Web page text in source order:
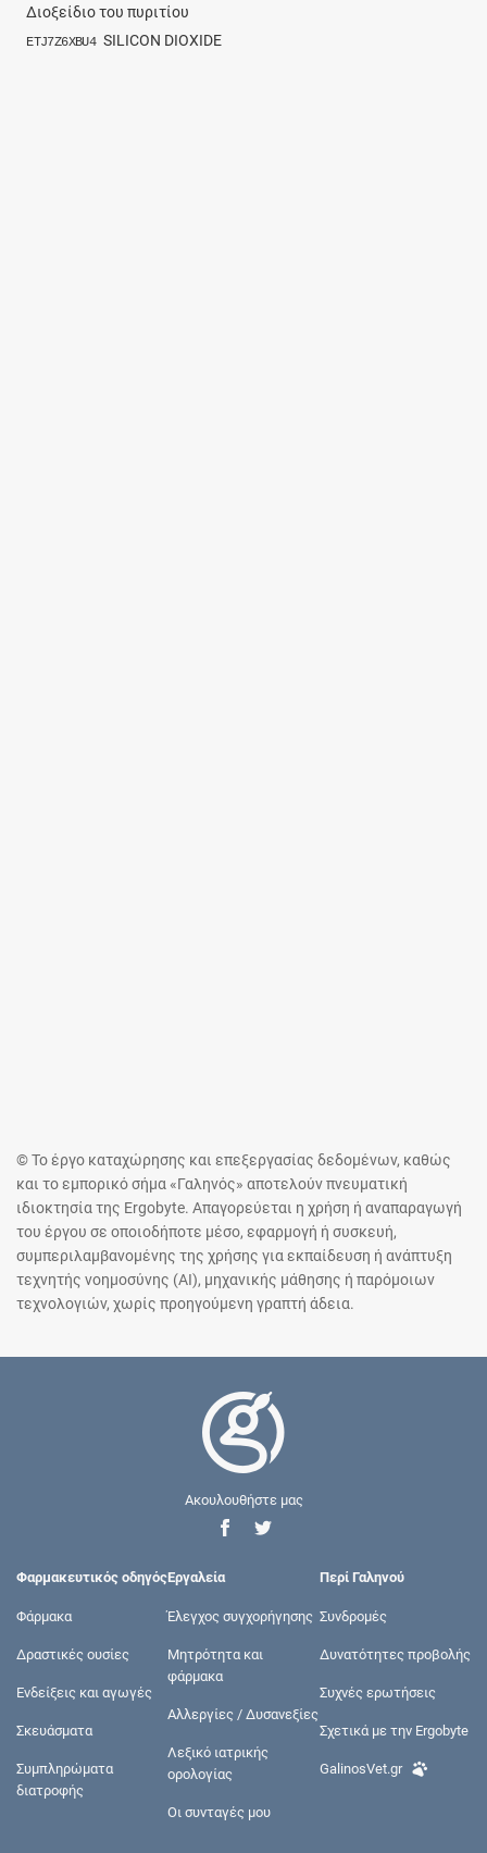
Διοξείδιο του πυριτίου
ETJ7Z6XBU4 SILICON DIOXIDE
© Το έργο καταχώρησης και επεξεργασίας δεδομένων, καθώς
και το εμπορικό σήμα «Γαληνός» αποτελούν πνευματική
ιδιοκτησία της Ergobyte. Απαγορεύεται η χρήση ή αναπαραγωγή
του έργου σε οποιοδήποτε μέσο, εφαρμογή ή συσκευή,
συμπεριλαμβανομένης της χρήσης για εκπαίδευση ή ανάπτυξη
τεχνητής νοημοσύνης (AI), μηχανικής μάθησης ή παρόμοιων
τεχνολογιών, χωρίς προηγούμενη γραπτή άδεια.
Ακουλουθήστε μας
Φαρμακευτικός οδηγός
Φάρμακα
Δραστικές ουσίες
Ενδείξεις και αγωγές
Σκευάσματα
Συμπληρώματα
διατροφής
Εργαλεία
Έλεγχος συγχορήγησης
Μητρότητα και
φάρμακα
Αλλεργίες / Δυσανεξίες
Λεξικό ιατρικής
ορολογίας
Οι συνταγές μου
Περί Γαληνού
Συνδρομές
Δυνατότητες προβολής
Συχνές ερωτήσεις
Σχετικά με την Ergobyte
GalinosVet.gr